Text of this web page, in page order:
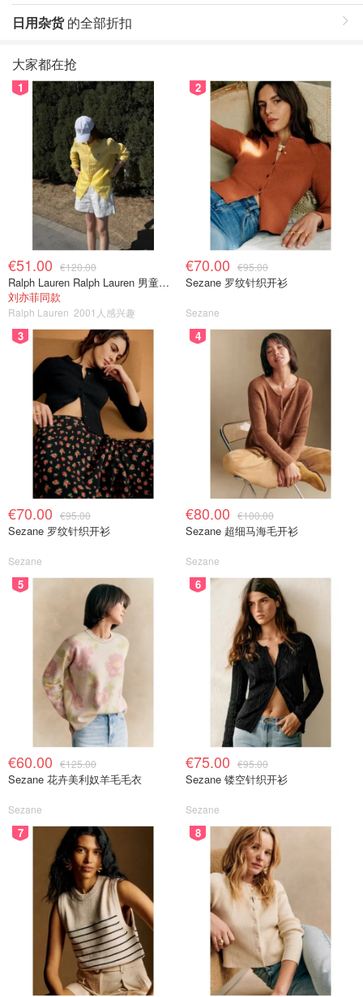
日用杂货的全部折扣
大家都在抢
1
€51.00 €120.00
Ralph Lauren Ralph Lauren 男童亚麻衬衫
刘亦菲同款
Ralph Lauren 2001人感兴趣
2
€70.00 €95.00
Sezane 罗纹针织开衫
Sezane
3
€70.00 €95.00
Sezane 罗纹针织开衫
Sezane
4
€80.00 €100.00
Sezane 超细马海毛开衫
Sezane
5
€60.00 €125.00
Sezane 花卉美利奴羊毛毛衣
Sezane
6
€75.00 €95.00
Sezane 镂空针织开衫
Sezane
7 8